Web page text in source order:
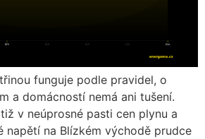
funguje podle pravidel, o
a domácností nemá ani tušení.
v neúprosné pasti cen plynu a
napětí na Blízkém východě prudce